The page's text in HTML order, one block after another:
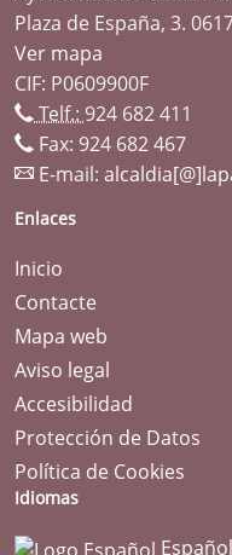
Plaza de España, 3.
Ver mapa
CIF: P0609900F
Telf.: 924 682 411
Fax: 924 682 467
E-mail:
Enlaces
Inicio
Contacte
Mapa web
Aviso legal
Accesibilidad
Protección de Datos
Política de Cookies
Idiomas
Español